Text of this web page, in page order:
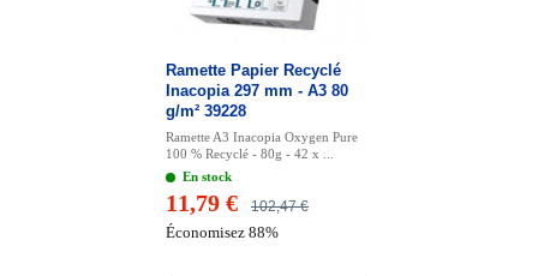
Ramette Papier Recyclé
Inacopia 297 mm - A3 80
g/m² 39228
Ramette A3 Inacopia Oxygen Pure
100 % Recyclé - 80g - 42 x ...
En stock
102,47 €
11,79 €
Économisez 88%